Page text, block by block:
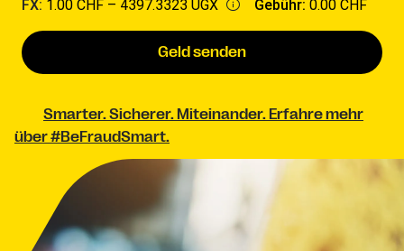
FX: 1.00 CHF – 4397.3323 UGX Gebühr: 0.00 CHF
Geld senden
Smarter. Sicherer. Miteinander. Erfahre mehr
über #BeFraudSmart.